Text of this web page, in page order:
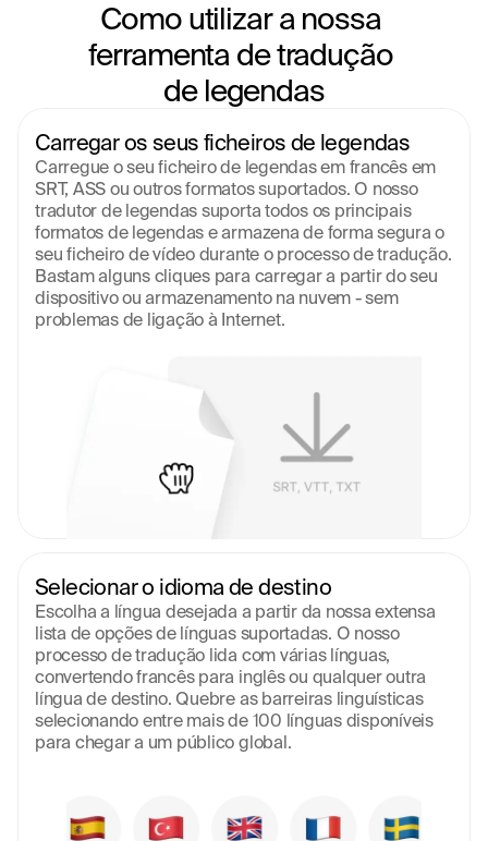
Como utilizar a nossa
ferramenta de tradução
de legendas
Carregar os seus ficheiros de legendas
Carregue o seu ficheiro de legendas em francês em
SRT, ASS ou outros formatos suportados. O nosso
tradutor de legendas suporta todos os principais
formatos de legendas e armazena de forma segura o
seu ficheiro de vídeo durante o processo de tradução.
Bastam alguns cliques para carregar a partir do seu
dispositivo ou armazenamento na nuvem - sem
problemas de ligação à Internet.
Selecionar o idioma de destino
Escolha a língua desejada a partir da nossa extensa
lista de opções de línguas suportadas. O nosso
processo de tradução lida com várias línguas,
convertendo francês para inglês ou qualquer outra
língua de destino. Quebre as barreiras linguísticas
selecionando entre mais de 100 línguas disponíveis
para chegar a um público global.